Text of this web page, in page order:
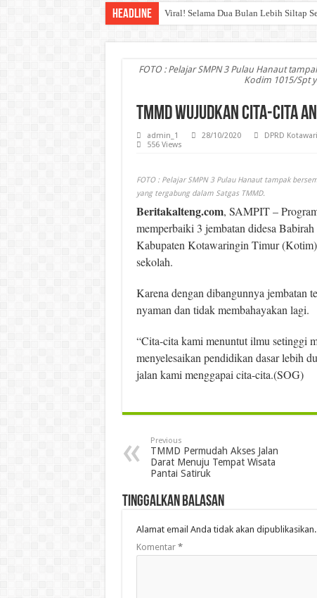
Headline Viral! Selama Dua Bulan Lebih Siltap
FOTO : Pelajar SMPN 3 Pulau Hanaut
Kodim 1015/Spt
TMMD Wujudkan Cita-Cita
admin_1 28/10/2020 DPRD
556 Views
FOTO : Pelajar SMPN 3 Pulau Hanaut tampak
yang tergabung dalam Satgas TMMD.
Beritakalteng.com, SAMPIT –
memperbaiki 3 jembatan didesa
Kabupaten Kotawaringin Timur
sekolah.
Karena dengan dibangunnya jembatan
nyaman dan tidak membahayakan lagi.
“Cita-cita kami menuntut ilmu setinggi
menyelesaikan pendidikan dasar lebih
jalan kami menggapai cita-cita.(SOG)
Previous
TMMD Permudah Akses Jalan
Darat Menuju Tempat Wisata
Pantai Satiruk
Tinggalkan Balasan
Alamat email Anda tidak akan dipublikasikan.
Komentar *